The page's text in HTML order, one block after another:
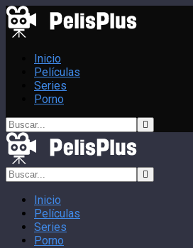
Inicio
Películas
Series
Porno
Inicio
Películas
Series
Porno